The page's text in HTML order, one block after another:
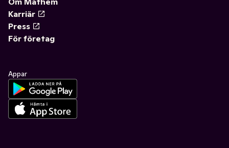
Karriär
Press
För företag
Appar